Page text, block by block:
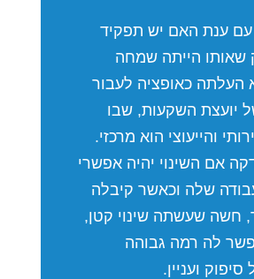
ענת האם יש תפקיד
שאותו הייתה שמחה
העלתה כאופציה לעבור
יועצת השקעות, שבו
והייעוצי הוא מרכזי.
אם השינוי יהיה אפשרי
שלה וכאשר קיבלה
חשה שעשתה שינוי קטן,
לה רמה גבוהה
ועניין.